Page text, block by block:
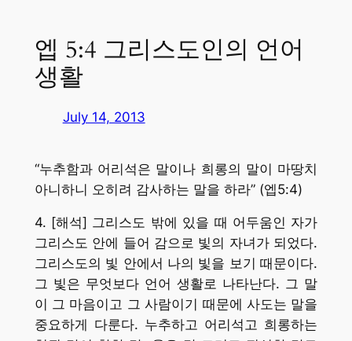
엡 5:4 그리스도인의 언어
생활
July 14, 2013
“누추함과 어리석은 말이나 희롱의 말이 마땅치
아니하니 오히려 감사하는 말을 하라” (엡5:4)
4. [해석] 그리스도 밖에 있을 때 어두움인 자가
그리스도 안에 들어 감으로 빛의 자녀가 되었다.
그리스도의 빛 안에서 나의 빛을 보기 때문이다.
그 빛은 무엇보다 언어 생활로 나타난다. 그 말
이 그 마음이고 그 사람이기 때문에 사도는 말을
중요하게 다룬다. 누추하고 어리석고 희롱하는